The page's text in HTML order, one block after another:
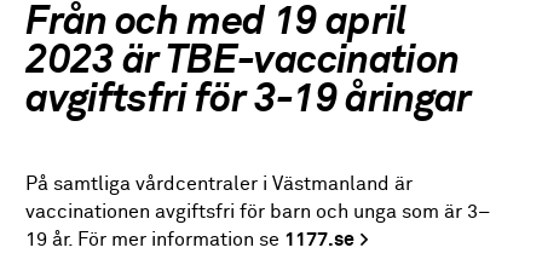
Från och med 19 april
2023 är TBE-vaccination
avgiftsfri för 3-19 åringar
På samtliga vårdcentraler i Västmanland är
vaccinationen avgiftsfri för barn och unga som är 3–
19 år. För mer information se 1177.se